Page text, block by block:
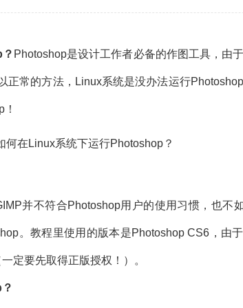
Photoshop是设计工作者必备的作图工具，由
正常的方法，Linux系统是没办法运行
并不符合Photoshop用户的使用习惯，也不
。教程里使用的版本是Photoshop CS6，由
定要先取得正版授权！）。